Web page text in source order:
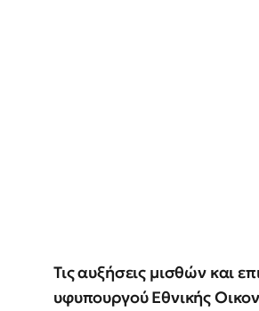
Τις αυξήσεις μισθών και
υφυπουργού Εθνικής